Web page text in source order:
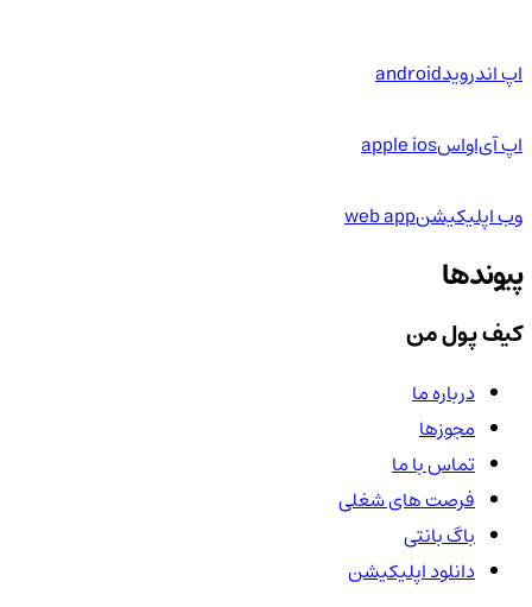
اپ اندرویدandroid
اپ آی‌او‌اسapple ios
وب اپلیکیشنweb app
پیوندها
کیف پول من
درباره ما
مجوزها
تماس با ما
فرصت های شغلی
باگ بانتی
دانلود اپلیکیشن